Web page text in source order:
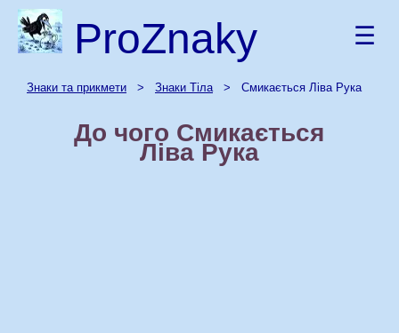
ProZnaky ☰
Знаки та прикмети > Знаки Тіла> Смикається Ліва Рука
До чого Смикається
Ліва Рука